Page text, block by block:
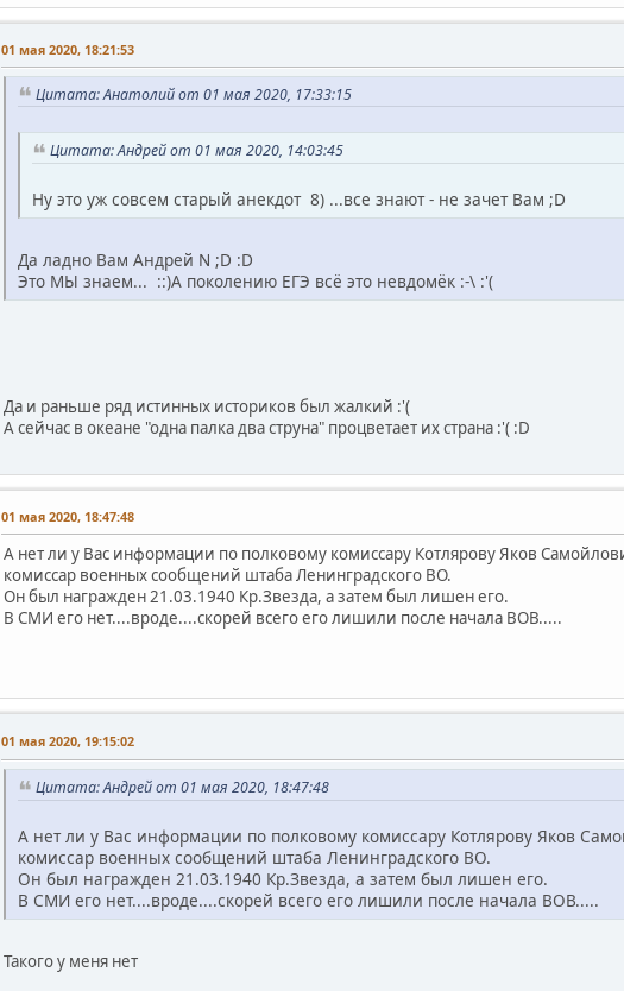
01 мая 2020, 18:21:53
Цитата: Анатолий от 01 мая 2020, 17:33:15
Цитата: Андрей от 01 мая 2020, 14:03:45
Ну это уж совсем старый анекдот 8) ...все знают - не зачет Вам ;D
Да ладно Вам Андрей N ;D :D
Это МЫ знаем... ::)А поколению ЕГЭ всё это невдомёк :-\ :'(
Да и раньше ряд истинных историков был жалкий :'(
А сейчас в океане "одна палка два струна" процветает их страна :'( :D
01 мая 2020, 18:47:48
А нет ли у Вас информации по полковому комиссару Котлярову Яков
комиссар военных сообщений штаба Ленинградского ВО.
Он был награжден 21.03.1940 Кр.Звезда, а затем был лишен его.
В СМИ его нет....вроде....скорей всего его лишили после начала ВОВ.....
01 мая 2020, 19:15:02
Цитата: Андрей от 01 мая 2020, 18:47:48
А нет ли у Вас информации по полковому комиссару Котлярову Яков
комиссар военных сообщений штаба Ленинградского ВО.
Он был награжден 21.03.1940 Кр.Звезда, а затем был лишен его.
В СМИ его нет....вроде....скорей всего его лишили после начала ВОВ.....
Такого у меня нет